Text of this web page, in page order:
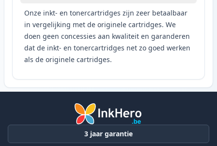
Onze inkt- en tonercartridges zijn zeer betaalbaar
in vergelijking met de originele cartridges. We
doen geen concessies aan kwaliteit en garanderen
dat de inkt- en tonercartridges net zo goed werken
als de originele cartridges.
3 jaar garantie